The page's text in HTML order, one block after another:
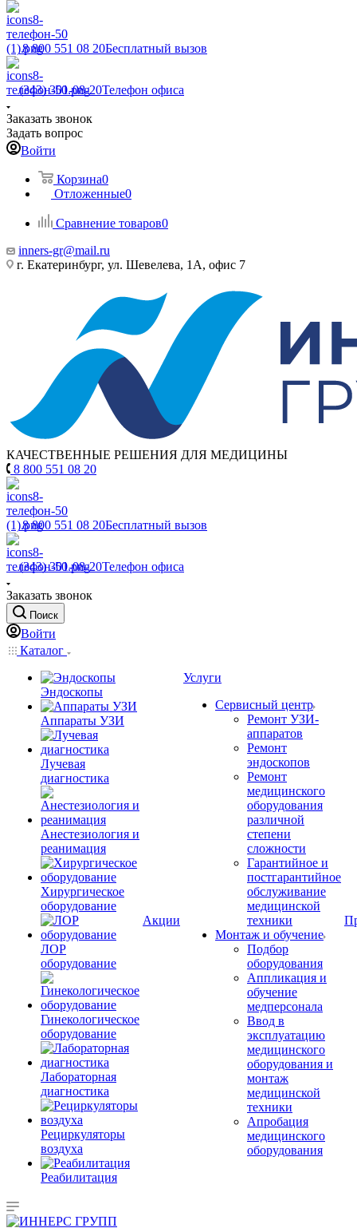
8 800 551 08 20Бесплатный вызов
(343) 301-08-20Телефон офиса
Заказать звонок
Задать вопрос
Войти
Корзина0
Отложенные0
Сравнение товаров0
inners-gr@mail.ru
г. Екатеринбург, ул. Шевелева, 1А, офис 7
КАЧЕСТВЕННЫЕ РЕШЕНИЯ ДЛЯ МЕДИЦИНЫ
8 800 551 08 20
8 800 551 08 20Бесплатный вызов
(343) 301-08-20Телефон офиса
Заказать звонок
Поиск
Войти
Каталог
Эндоскопы
Аппараты УЗИ
Лучевая
диагностика
Анестезиология и
реанимация
Хирургическое
оборудование
ЛОР
оборудование
Гинекологическое
оборудование
Лабораторная
диагностика
Рециркуляторы
воздуха
Реабилитация
Акции
Услуги
Сервисный центр
Ремонт УЗИ-
аппаратов
Ремонт
эндоскопов
Ремонт
медицинского
оборудования
различной
степени
сложности
Гарантийное и
постгарантийное
обслуживание
медицинской
техники
Монтаж и обучение
Подбор
оборудования
Аппликация и
обучение
медперсонала
Ввод в
эксплуатацию
медицинского
оборудования и
монтаж
медицинской
техники
Апробация
медицинского
оборудования